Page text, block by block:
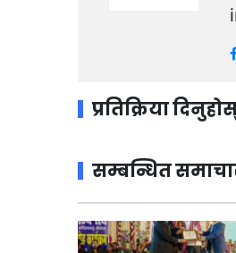
प्रतिक्रिया
सम्बन्धित